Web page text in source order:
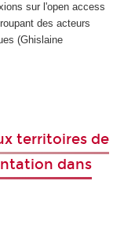
sur l'open access
des acteurs
(Ghislaine
territoires de
dans